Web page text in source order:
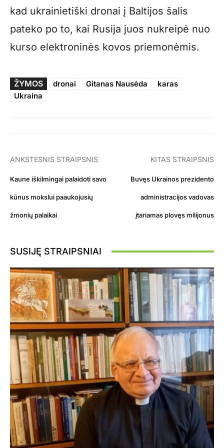
kad ukrainietiški dronai į Baltijos šalis
pateko po to, kai Rusija juos nukreipė nuo
kurso elektroninės kovos priemonėmis.
ŽYMOS dronai Gitanas Nausėda
karas
Ukraina
ANKSTESNIS STRAIPSNIS
Kaune iškilmingai palaidoti savo
kūnus mokslui paaukojusių
žmonių palaikai
KITAS STRAIPSNIS
Buvęs Ukrainos prezidento
administracijos vadovas
įtariamas plovęs milijonus
SUSIJĘ STRAIPSNIAI